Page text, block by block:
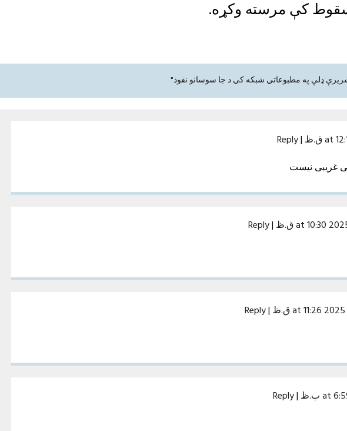
کې مرسته وکړه.
|
Reply
غریبی نیست
|
Reply
|
Reply
|
Reply